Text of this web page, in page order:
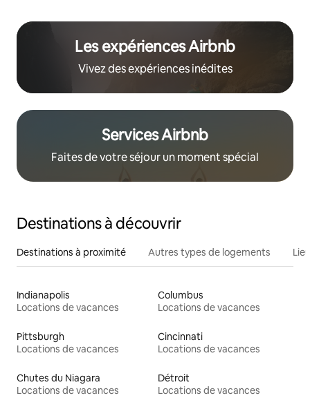
Les expériences Airbnb
Vivez des expériences inédites
Services Airbnb
Faites de votre séjour un moment spécial
Destinations à découvrir
Destinations à proximité Autres types de logements
Indianapolis
Locations de vacances
Columbus
Locations de vacances
Pittsburgh
Locations de vacances
Cincinnati
Locations de vacances
Chutes du Niagara
Locations de vacances
Détroit
Locations de vacances